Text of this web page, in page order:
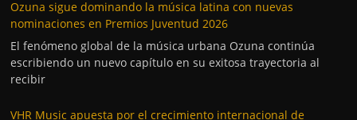
Ozuna sigue dominando la música latina con nuevas
nominaciones en Premios Juventud 2026
El fenómeno global de la música urbana Ozuna continúa
escribiendo un nuevo capítulo en su exitosa trayectoria al
recibir
VHR Music apuesta por el crecimiento internacional de